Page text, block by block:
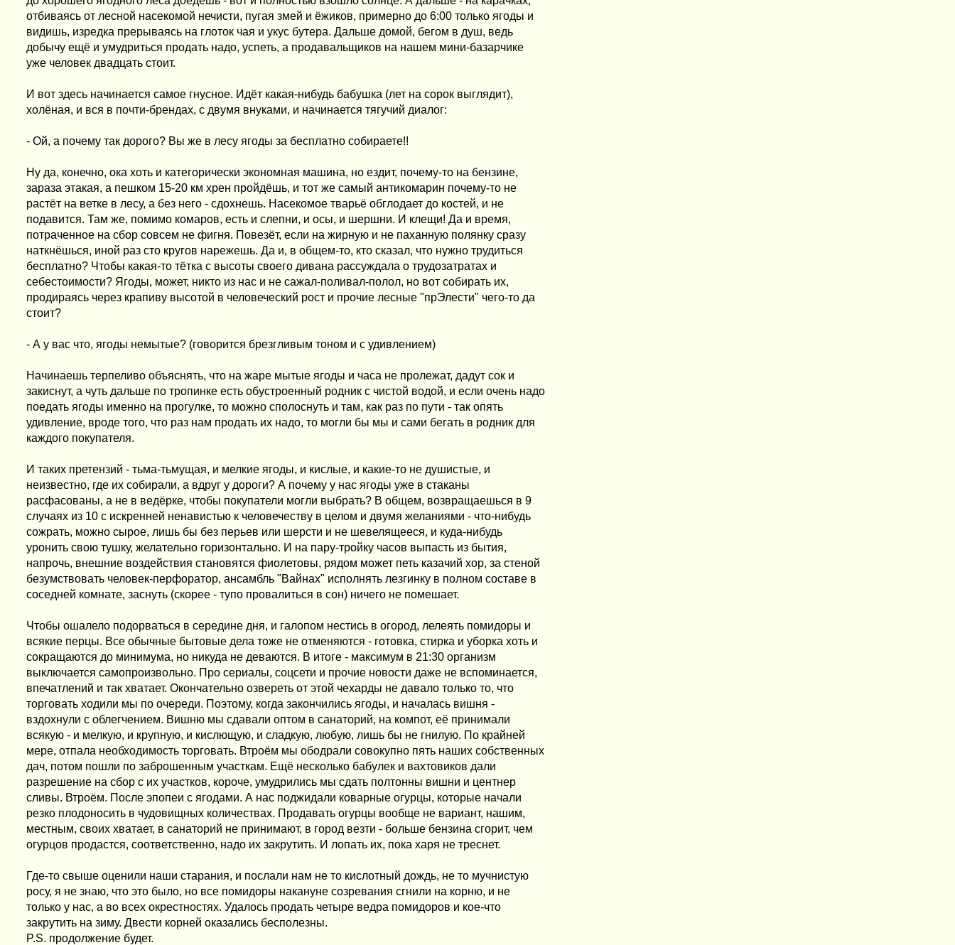
отбиваясь от лесной насекомой нечисти, пугая змей и ёжиков, примерно до 6:00 только ягоды и
видишь, изредка прерываясь на глоток чая и укус бутера. Дальше домой, бегом в душ, ведь
добычу ещё и умудриться продать надо, успеть, а продавальщиков на нашем мини-базарчике
уже человек двадцать стоит.
И вот здесь начинается самое гнусное. Идёт какая-нибудь бабушка (лет на сорок выглядит),
холёная, и вся в почти-брендах, с двумя внуками, и начинается тягучий диалог:
- Ой, а почему так дорого? Вы же в лесу ягоды за бесплатно собираете!!
Ну да, конечно, ока хоть и категорически экономная машина, но ездит, почему-то на бензине,
зараза этакая, а пешком 15-20 км хрен пройдёшь, и тот же самый антикомарин почему-то не
растёт на ветке в лесу, а без него - сдохнешь. Насекомое тварьё обглодает до костей, и не
подавится. Там же, помимо комаров, есть и слепни, и осы, и шершни. И клещи! Да и время,
потраченное на сбор совсем не фигня. Повезёт, если на жирную и не паханную полянку сразу
наткнёшься, иной раз сто кругов нарежешь. Да и, в общем-то, кто сказал, что нужно трудиться
бесплатно? Чтобы какая-то тётка с высоты своего дивана рассуждала о трудозатратах и
себестоимости? Ягоды, может, никто из нас и не сажал-поливал-полол, но вот собирать их,
продираясь через крапиву высотой в человеческий рост и прочие лесные "прЭлести" чего-то да
стоит?
- А у вас что, ягоды немытые? (говорится брезгливым тоном и с удивлением)
Начинаешь терпеливо объяснять, что на жаре мытые ягоды и часа не пролежат, дадут сок и
закиснут, а чуть дальше по тропинке есть обустроенный родник с чистой водой, и если очень надо
поедать ягоды именно на прогулке, то можно сполоснуть и там, как раз по пути - так опять
удивление, вроде того, что раз нам продать их надо, то могли бы мы и сами бегать в родник для
каждого покупателя.
И таких претензий - тьма-тьмущая, и мелкие ягоды, и кислые, и какие-то не душистые, и
неизвестно, где их собирали, а вдруг у дороги? А почему у нас ягоды уже в стаканы
расфасованы, а не в ведёрке, чтобы покупатели могли выбрать? В общем, возвращаешься в 9
случаях из 10 с искренней ненавистью к человечеству в целом и двумя желаниями - что-нибудь
сожрать, можно сырое, лишь бы без перьев или шерсти и не шевелящееся, и куда-нибудь
уронить свою тушку, желательно горизонтально. И на пару-тройку часов выпасть из бытия,
напрочь, внешние воздействия становятся фиолетовы, рядом может петь казачий хор, за стеной
безумствовать человек-перфоратор, ансамбль "Вайнах" исполнять лезгинку в полном составе в
соседней комнате, заснуть (скорее - тупо провалиться в сон) ничего не помешает.
Чтобы ошалело подорваться в середине дня, и галопом нестись в огород, лелеять помидоры и
всякие перцы. Все обычные бытовые дела тоже не отменяются - готовка, стирка и уборка хоть и
сокращаются до минимума, но никуда не деваются. В итоге - максимум в 21:30 организм
выключается самопроизвольно. Про сериалы, соцсети и прочие новости даже не вспоминается,
впечатлений и так хватает. Окончательно озвереть от этой чехарды не давало только то, что
торговать ходили мы по очереди. Поэтому, когда закончились ягоды, и началась вишня -
вздохнули с облегчением. Вишню мы сдавали оптом в санаторий, на компот, её принимали
всякую - и мелкую, и крупную, и кислющую, и сладкую, любую, лишь бы не гнилую. По крайней
мере, отпала необходимость торговать. Втроём мы ободрали совокупно пять наших собственных
дач, потом пошли по заброшенным участкам. Ещё несколько бабулек и вахтовиков дали
разрешение на сбор с их участков, короче, умудрились мы сдать полтонны вишни и центнер
сливы. Втроём. После эпопеи с ягодами. А нас поджидали коварные огурцы, которые начали
резко плодоносить в чудовищных количествах. Продавать огурцы вообще не вариант, нашим,
местным, своих хватает, в санаторий не принимают, в город везти - больше бензина сгорит, чем
огурцов продастся, соответственно, надо их закрутить. И лопать их, пока харя не треснет.
Где-то свыше оценили наши старания, и послали нам не то кислотный дождь, не то мучнистую
росу, я не знаю, что это было, но все помидоры накануне созревания сгнили на корню, и не
только у нас, а во всех окрестностях. Удалось продать четыре ведра помидоров и кое-что
закрутить на зиму. Двести корней оказались бесполезны.
P.S. продолжение будет.